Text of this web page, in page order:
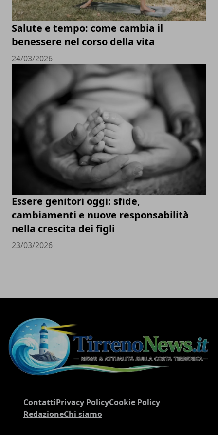
Salute e tempo: come cambia il
benessere nel corso della vita
24/03/2026
Essere genitori oggi: sfide,
cambiamenti e nuove responsabilità
nella crescita dei figli
23/03/2026
ContattiPrivacy PolicyCookie Policy
RedazioneChi siamo